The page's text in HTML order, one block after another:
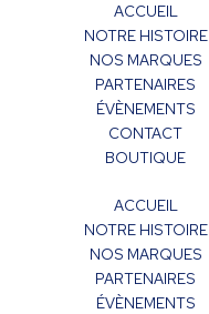
ACCUEIL
NOTRE HISTOIRE
NOS MARQUES
PARTENAIRES
ÉVÈNEMENTS
CONTACT
BOUTIQUE
ACCUEIL
NOTRE HISTOIRE
NOS MARQUES
PARTENAIRES
ÉVÈNEMENTS